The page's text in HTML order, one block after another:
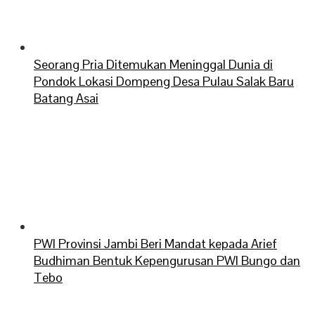
Seorang Pria Ditemukan Meninggal Dunia di
Pondok Lokasi Dompeng Desa Pulau Salak Baru
Batang Asai
PWI Provinsi Jambi Beri Mandat kepada Arief
Budhiman Bentuk Kepengurusan PWI Bungo dan
Tebo